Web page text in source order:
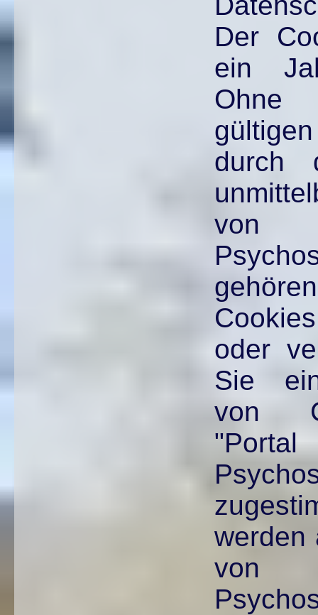
Der
ein
Ohne
durch
von
oder
Sie
von
werden
von